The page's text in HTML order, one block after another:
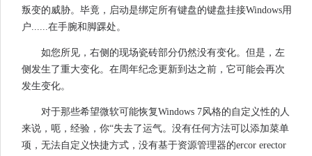
叛变的威胁。毕竟，启动是绑定所有键盘的键盘挂接Windows用
户......在手腕和脚踝处。
如您所见，右侧的现场瓷砖部分仍然没有变化。但是，左
侧发生了重大变化。在周年纪念更新到达之前，它可能会再次
发生变化。
对于那些希望微软可能恢复Windows 7风格的自定义性的人
来说，呃，经验，你“失去了运气。没有任何方法可以添加菜单
项，无法自定义快捷方式，没有基于资源管理器的ercor erector